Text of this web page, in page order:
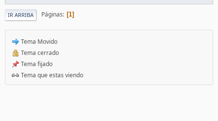
IR ARRIBA Páginas 1
Tema Movido
Tema cerrado
Tema fijado
Tema que estas viendo